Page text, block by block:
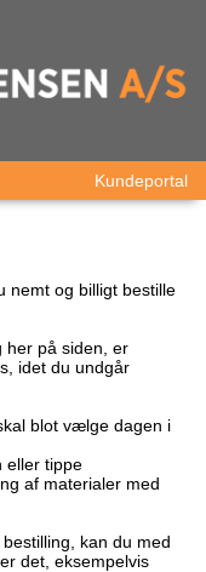
Kundeportal
nemt og billigt bestille
på siden, er
idet du undgår
blot vælge dagen i
eller tippe
af materialer med
kan du med
det, eksempelvis